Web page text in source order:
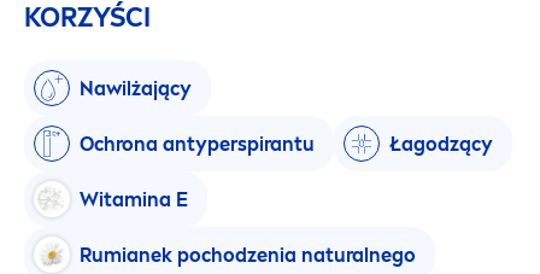
KORZYŚCI
Nawilżający
Ochrona antyperspirantu Łagodzący
Witamina E
Rumianek pochodzenia naturalnego